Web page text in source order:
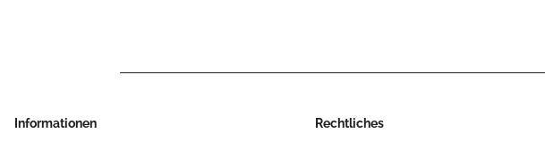
Informationen Rechtliches